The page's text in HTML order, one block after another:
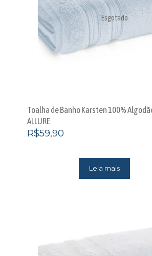
Esgotado
Toalha de Banho Karsten 100%
ALLURE
R$59,90
Leia mais